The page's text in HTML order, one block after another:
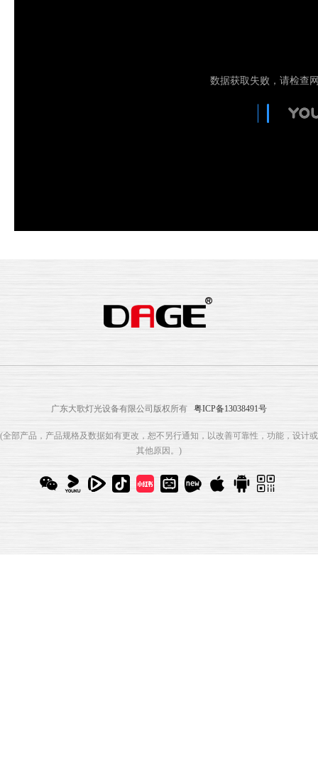
广东大歌灯光设备有限公司版权所有 粤ICP备13038491号
(全部产品，产品规格及数据如有更改，恕不另行通知，以改善可靠性，功能，设计或
其他原因。)